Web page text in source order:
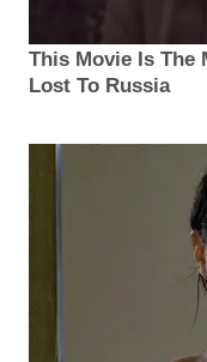
This Movie Is The
Lost To Russia